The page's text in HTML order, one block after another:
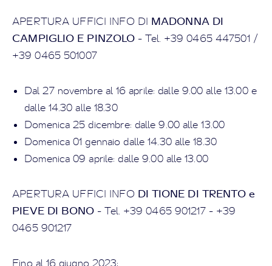
APERTURA UFFICI INFO DI MADONNA DI
CAMPIGLIO E PINZOLO - Tel. +39 0465 447501 /
+39 0465 501007
Dal 27 novembre al 16 aprile: dalle 9.00 alle 13.00 e
dalle 14.30 alle 18.30
Domenica 25 dicembre: dalle 9.00 alle 13.00
Domenica 01 gennaio dalle 14.30 alle 18.30
Domenica 09 aprile: dalle 9.00 alle 13.00
APERTURA UFFICI INFO DI TIONE DI TRENTO e
PIEVE DI BONO - Tel. +39 0465 901217 - +39
0465 901217
Fino al 16 giugno 2023: